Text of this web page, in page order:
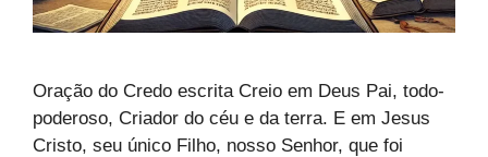
Oração do Credo escrita Creio em Deus Pai, todo-
poderoso, Criador do céu e da terra. E em Jesus
Cristo, seu único Filho, nosso Senhor, que foi